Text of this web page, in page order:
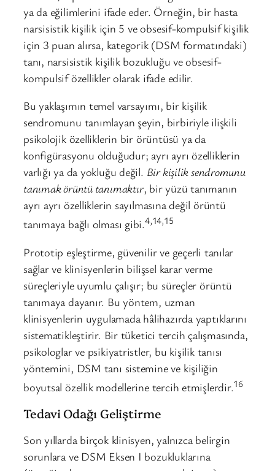
ya da eğilimlerini ifade eder. Örneğin, bir hasta
narsisistik kişilik için 5 ve obsesif-kompulsif kişilik
için 3 puan alırsa, kategorik (DSM formatındaki)
tanı, narsisistik kişilik bozukluğu ve obsesif-
kompulsif özellikler olarak ifade edilir.
Bu yaklaşımın temel varsayımı, bir kişilik
sendromunu tanımlayan şeyin, birbiriyle ilişkili
psikolojik özelliklerin bir örüntüsü ya da
konfigürasyonu olduğudur; ayrı ayrı özelliklerin
varlığı ya da yokluğu değil. Bir kişilik sendromunu
tanımak örüntü tanımaktır, bir yüzü tanımanın
ayrı ayrı özelliklerin sayılmasına değil örüntü
tanımaya bağlı olması gibi.4,14,15
Prototip eşleştirme, güvenilir ve geçerli tanılar
sağlar ve klinisyenlerin bilişsel karar verme
süreçleriyle uyumlu çalışır; bu süreçler örüntü
tanımaya dayanır. Bu yöntem, uzman
klinisyenlerin uygulamada hâlihazırda yaptıklarını
sistematikleştirir. Bir tüketici tercih çalışmasında,
psikologlar ve psikiyatristler, bu kişilik tanısı
yöntemini, DSM tanı sistemine ve kişiliğin
boyutsal özellik modellerine tercih etmişlerdir.16
Tedavi Odağı Geliştirme
Son yıllarda birçok klinisyen, yalnızca belirgin
sorunlara ve DSM Eksen I bozukluklarına